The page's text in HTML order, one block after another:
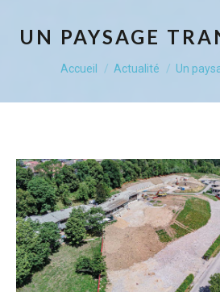
UN PAYSAGE
Vous êtes ici :
Accueil Actualité Un